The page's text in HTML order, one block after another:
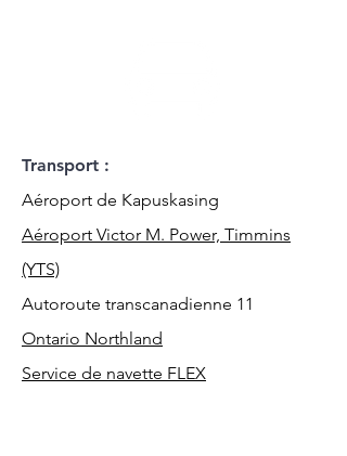
Transport :
Aéroport de Kapuskasing
Aéroport Victor M. Power, Timmins
(YTS)
Autoroute transcanadienne 11
Ontario Northland
Service de navette FLEX